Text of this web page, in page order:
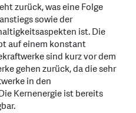
zurück, was eine Folge
sowie der
ist. Die
auf einem konstant
sind kurz vor dem
gehen zurück, da die sehr
in den
Kernenergie ist bereits